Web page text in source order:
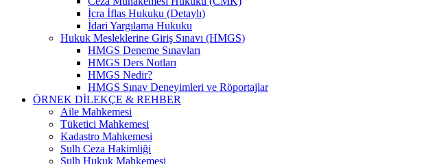
İcra İflas Hukuku (Detaylı)
İdari Yargılama Hukuku
Hukuk Mesleklerine Giriş Sınavı (HMGS)
HMGS Deneme Sınavları
HMGS Ders Notları
HMGS Nedir?
HMGS Sınav Deneyimleri ve Röportajlar
ÖRNEK DILEKÇE & REHBER
Aile Mahkemesi
Tüketici Mahkemesi
Kadastro Mahkemesi
Sulh Ceza Hakimliği
Sulh Hukuk Mahkemesi